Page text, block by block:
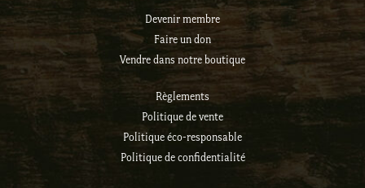
Devenir membre
Faire un don
Vendre dans notre boutique
Règlements
Politique de vente
Politique éco-responsable
Politique de confidentialité